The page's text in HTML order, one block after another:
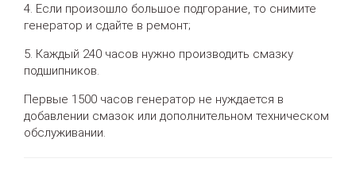
4. Если произошло большое подгорание, то снимите
генератор и сдайте в ремонт;
5. Каждый 240 часов нужно производить смазку
подшипников.
Первые 1500 часов генератор не нуждается в
добавлении смазок или дополнительном техническом
обслуживании.